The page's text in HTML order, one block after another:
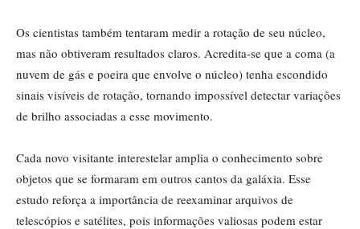
Os cientistas também tentaram medir a rotação de seu núcleo,
mas não obtiveram resultados claros. Acredita-se que a coma (a
nuvem de gás e poeira que envolve o núcleo) tenha escondido
sinais visíveis de rotação, tornando impossível detectar variações
de brilho associadas a esse movimento.
Cada novo visitante interestelar amplia o conhecimento sobre
objetos que se formaram em outros cantos da galáxia. Esse
estudo reforça a importância de reexaminar arquivos de
telescópios e satélites, pois informações valiosas podem estar